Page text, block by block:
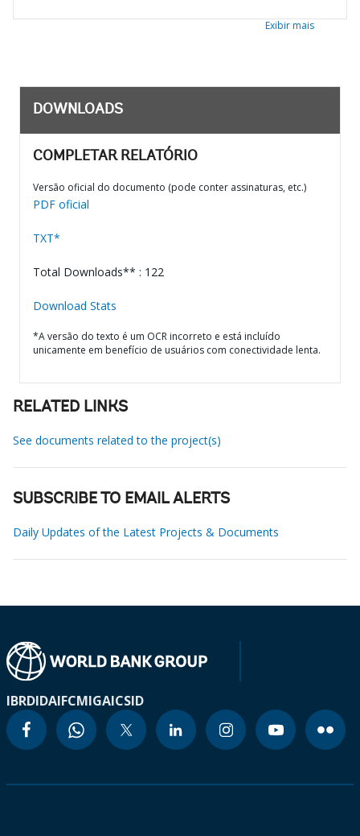
Exibir mais
DOWNLOADS
COMPLETAR RELATÓRIO
Versão oficial do documento (pode conter assinaturas, etc.)
PDF oficial
TXT*
Total Downloads** : 122
Download Stats
*A versão do texto é um OCR incorreto e está incluído
unicamente em benefício de usuários com conectividade lenta.
RELATED LINKS
See documents related to the project(s)
SUBSCRIBE TO EMAIL ALERTS
Daily Updates of the Latest Projects & Documents
IBRDIDAIFCMIGAICSID